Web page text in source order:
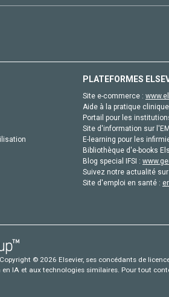
PLATEFORMES
Site e-commerce :
Aide à la pratique
Portail pour les
Site d'information sur
E-learning pour les
Bibliothèque d'e-books
Blog special IFSI :
Suivez notre actualité
Site d'emploi en santé :
© 2026 Elsevier, ses concédants de
IA et aux technologies similaires. Pour tout